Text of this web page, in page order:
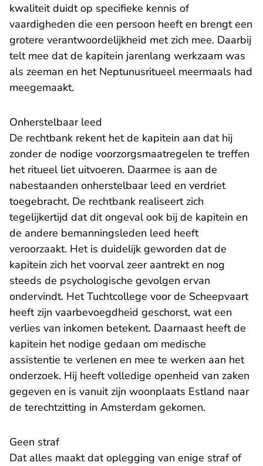
kwaliteit duidt op specifieke kennis of
vaardigheden die een persoon heeft en brengt een
grotere verantwoordelijkheid met zich mee. Daarbij
telt mee dat de kapitein jarenlang werkzaam was
als zeeman en het Neptunusritueel meermaals had
meegemaakt.
Onherstelbaar leed
De rechtbank rekent het de kapitein aan dat hij
zonder de nodige voorzorgsmaatregelen te treffen
het ritueel liet uitvoeren. Daarmee is aan de
nabestaanden onherstelbaar leed en verdriet
toegebracht. De rechtbank realiseert zich
tegelijkertijd dat dit ongeval ook bij de kapitein en
de andere bemanningsleden leed heeft
veroorzaakt. Het is duidelijk geworden dat de
kapitein zich het voorval zeer aantrekt en nog
steeds de psychologische gevolgen ervan
ondervindt. Het Tuchtcollege voor de Scheepvaart
heeft zijn vaarbevoegdheid geschorst, wat een
verlies van inkomen betekent. Daarnaast heeft de
kapitein het nodige gedaan om medische
assistentie te verlenen en mee te werken aan het
onderzoek. Hij heeft volledige openheid van zaken
gegeven en is vanuit zijn woonplaats Estland naar
de terechtzitting in Amsterdam gekomen.
Geen straf
Dat alles maakt dat oplegging van enige straf of